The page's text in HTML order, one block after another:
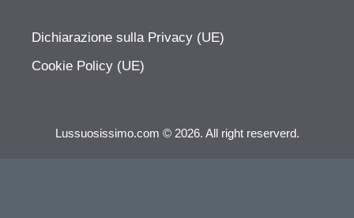
Dichiarazione sulla Privacy (UE)
Cookie Policy (UE)
Lussuosissimo.com © 2026. All right reserverd.